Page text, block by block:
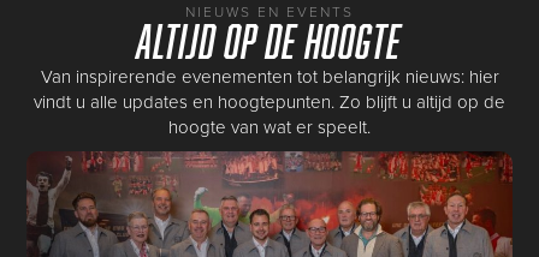
NIEUWS EN EVENTS
Altijd op de hoogte
Van inspirerende evenementen tot belangrijk nieuws: hier
vindt u alle updates en hoogtepunten. Zo blijft u altijd op de
hoogte van wat er speelt.